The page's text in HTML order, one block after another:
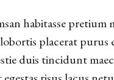
habitasse
placerat
duis tincidunt